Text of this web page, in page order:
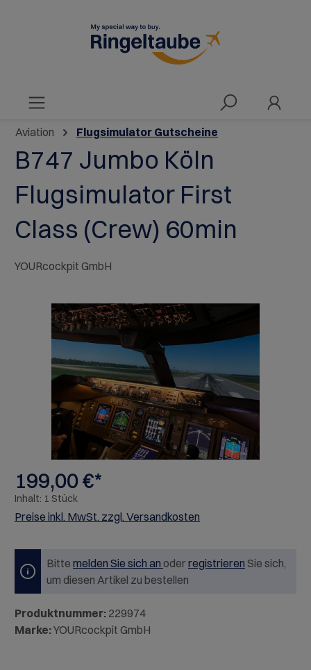
Aviation Flugsimulator Gutscheine
B747 Jumbo Köln
Flugsimulator First
Class (Crew) 60min
YOURcockpit GmbH
Bildergalerie überspringen
199,00 €*
Inhalt: 1 Stück
Preise inkl. MwSt. zzgl. Versandkosten
Bitte melden Sie sich an oderregistrieren Sie sich,
um diesen Artikel zu bestellen
Produktnummer: 229974
Marke:YOURcockpit GmbH